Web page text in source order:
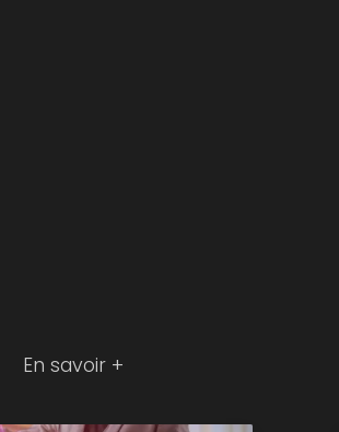
En savoir +